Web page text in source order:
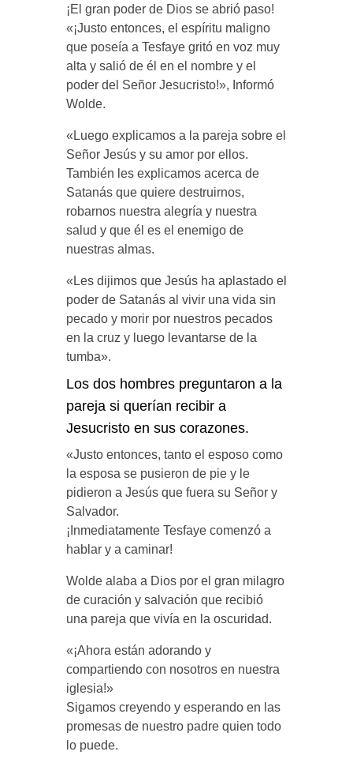
¡El gran poder de Dios se abrió paso!
«¡Justo entonces, el espíritu maligno
que poseía a Tesfaye gritó en voz muy
alta y salió de él en el nombre y el
poder del Señor Jesucristo!», Informó
Wolde.
«Luego explicamos a la pareja sobre el
Señor Jesús y su amor por ellos.
También les explicamos acerca de
Satanás que quiere destruirnos,
robarnos nuestra alegría y nuestra
salud y que él es el enemigo de
nuestras almas.
«Les dijimos que Jesús ha aplastado el
poder de Satanás al vivir una vida sin
pecado y morir por nuestros pecados
en la cruz y luego levantarse de la
tumba».
Los dos hombres preguntaron a la
pareja si querían recibir a
Jesucristo en sus corazones.
«Justo entonces, tanto el esposo como
la esposa se pusieron de pie y le
pidieron a Jesús que fuera su Señor y
Salvador.
¡Inmediatamente Tesfaye comenzó a
hablar y a caminar!
Wolde alaba a Dios por el gran milagro
de curación y salvación que recibió
una pareja que vivía en la oscuridad.
«¡Ahora están adorando y
compartiendo con nosotros en nuestra
iglesia!»
Sigamos creyendo y esperando en las
promesas de nuestro padre quien todo
lo puede.